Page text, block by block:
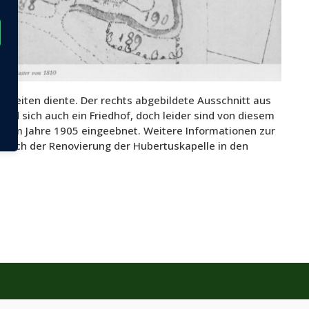
Zeiten diente. Der rechts abgebildete Ausschnitt aus
sich auch ein Friedhof, doch leider sind von diesem
im Jahre 1905 eingeebnet. Weitere Informationen zur
der Renovierung der Hubertuskapelle in den